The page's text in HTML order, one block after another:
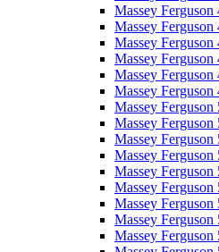
Massey Ferguson
Massey Ferguson
Massey Ferguson
Massey Ferguson
Massey Ferguson
Massey Ferguson
Massey Ferguson
Massey Ferguson
Massey Ferguson
Massey Ferguson
Massey Ferguson
Massey Ferguson
Massey Ferguson
Massey Ferguson
Massey Ferguson